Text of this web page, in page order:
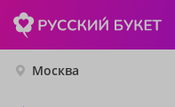
Москва